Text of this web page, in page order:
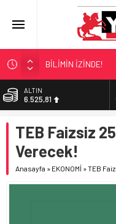
BİLİMİN İZİNDE!
TIR’A ‘ZEHİR’
FECİ SON!
SAMSUN
ALTIN
6.525,81
13.703,13
DOLAR
47,5932
TEB Faizsiz
Verecek!
Anasayfa » EKONOMİ »TEB